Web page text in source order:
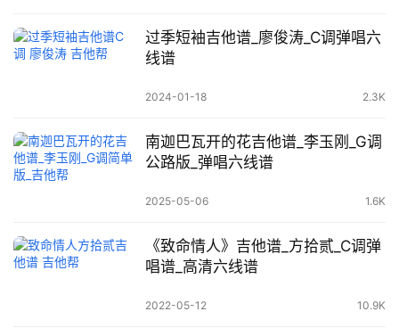
过季短袖吉他谱_廖俊涛_C调弹唱六
线谱
2024-01-18 2.3K
南迦巴瓦开的花吉他谱_李玉刚_G调
公路版_弹唱六线谱
2025-05-06 1.6K
《致命情人》吉他谱_方拾贰_C调弹
唱谱_高清六线谱
2022-05-12 10.9K